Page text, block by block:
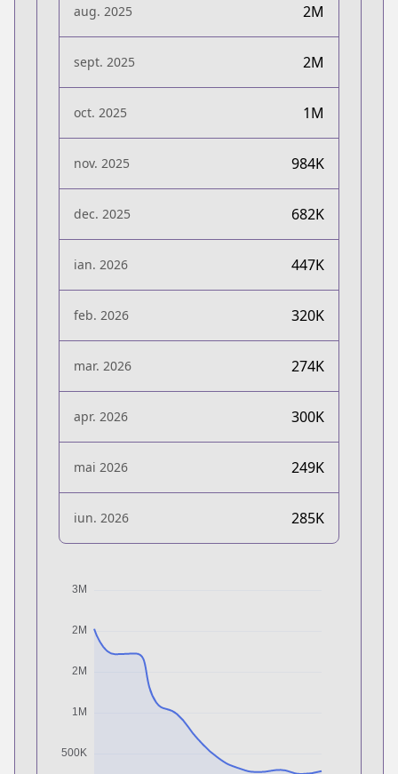
aug. 2025 2M
sept. 2025 2M
oct. 2025 1M
nov. 2025 984K
dec. 2025 682K
ian. 2026 447K
feb. 2026 320K
mar. 2026 274K
apr. 2026 300K
mai 2026 249K
iun. 2026 285K